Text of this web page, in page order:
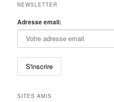
NEWSLETTER
Adresse email:
SITES AMIS